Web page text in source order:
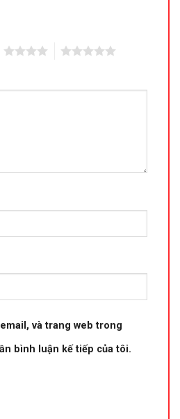
và trang web trong
bình luận kế tiếp của tôi.